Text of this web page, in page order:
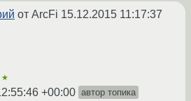
от ArcFi 15.12.2015 11:17:37
+00:00 автор топика